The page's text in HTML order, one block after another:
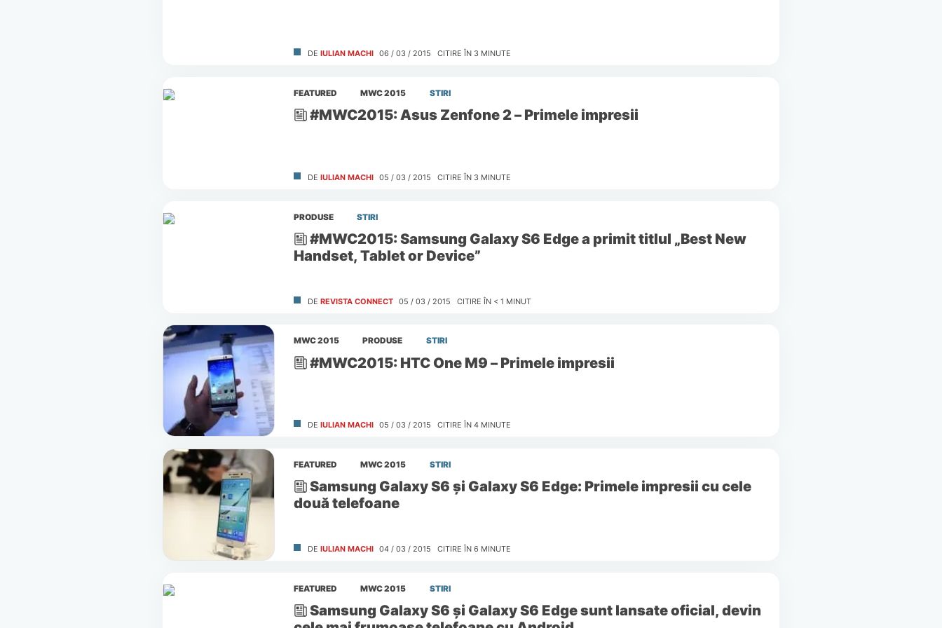
DE IULIAN MACHI 06 / 03 / 2015 CITIRE ÎN 3 MINUTE
FEATURED MWC 2015 STIRI
#MWC2015: Asus Zenfone 2 – Primele impresii
DE IULIAN MACHI 05 / 03 / 2015 CITIRE ÎN 3 MINUTE
PRODUSE STIRI
#MWC2015: Samsung Galaxy S6 Edge a primit titlul „Best New
Handset, Tablet or Device”
DE REVISTA CONNECT 05 / 03 / 2015 CITIRE ÎN < 1 MINUT
MWC 2015 PRODUSE STIRI
#MWC2015: HTC One M9 – Primele impresii
DE IULIAN MACHI 05 / 03 / 2015 CITIRE ÎN 4 MINUTE
FEATURED MWC 2015 STIRI
Samsung Galaxy S6 și Galaxy S6 Edge: Primele impresii cu cele
două telefoane
DE IULIAN MACHI 04 / 03 / 2015 CITIRE ÎN 6 MINUTE
FEATURED MWC 2015 STIRI
Samsung Galaxy S6 și Galaxy S6 Edge sunt lansate oficial, devin